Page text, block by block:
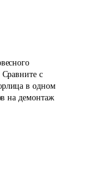
с
в одном
на демонтаж